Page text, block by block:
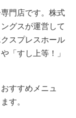
門店です。株式
グスが運営して
スプレスホール
や「すし上等！」
すすめメニュ
す。